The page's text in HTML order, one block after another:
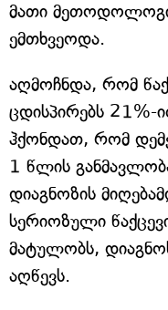
მათი
ემთხვეოდა.
აღმოჩნდა, რომ
ცდისპირებს
ჰქონდათ, რომ
1 წლის
დიაგნოზის
სერიოზული
მატულობს,
აღწევს.